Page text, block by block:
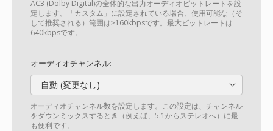
AC3 (Dolby Digital)の全体的な出力オーディオビットレートを設
定します。「カスタム」に設定されている場合、使用可能な（そ
して推奨される）範囲は≥160kbpsです。最大ビットレートは
640kbpsです。
オーディオチャンネル:
自動 (変更なし)
オーディオチャンネル数を設定します。この設定は、チャンネル
をダウンミックスするとき（例えば、5.1からステレオへ）に最
も便利です。